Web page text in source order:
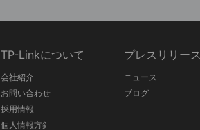
TP-Linkについて
会社紹介
お問い合わせ
採用情報
個人情報方針
プレスリリース
ニュース
ブログ